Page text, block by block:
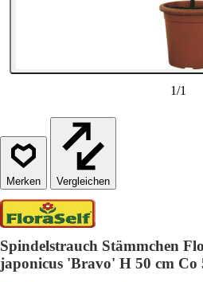
1/1
Vergleichen
Spindelstrauch Stämmchen
japonicus 'Bravo' H 50 cm Co